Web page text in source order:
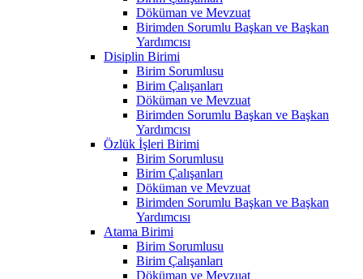
Döküman ve Mevzuat
Birimden Sorumlu Başkan ve Başkan
Yardımcısı
Disiplin Birimi
Birim Sorumlusu
Birim Çalışanları
Döküman ve Mevzuat
Birimden Sorumlu Başkan ve Başkan
Yardımcısı
Özlük İşleri Birimi
Birim Sorumlusu
Birim Çalışanları
Döküman ve Mevzuat
Birimden Sorumlu Başkan ve Başkan
Yardımcısı
Atama Birimi
Birim Sorumlusu
Birim Çalışanları
Döküman ve Mevzuat